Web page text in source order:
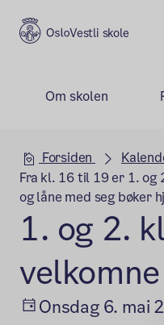
Vestli skole
Om skolen
Forsiden
Fra kl. 16 til 19 er 1.
og låne med seg bøker
1. og 2.
Onsdag 6. mai